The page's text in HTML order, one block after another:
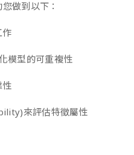
做到以下：
作
模型的可重複性
性
來評估特徵屬性